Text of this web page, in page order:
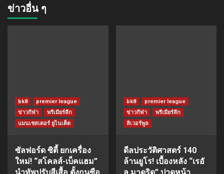
ข่าวอื่น ๆ
bk8
premier league
ข่าวกีฬา
พรีเมียร์ลีก
แมนเชสเตอร์ ยูไนเต็ด
ซัลฟอร์ด ซิตี้ ยกเครื่อง
ใหม่! “สโคลส์-เบ็คแฮม”
bk8
premier league
ข่าวกีฬา
พรีเมียร์ลีก
ลิเวอร์พูล
ดีลประวัติศาสตร์ 140
ล้านยูโร! เบื้องหลัง “เรอั